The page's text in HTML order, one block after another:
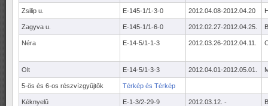
Zsilip u. E-145-1/1-3-0 2012.04.08-2012.04.20
Zagyva u. E-145-1/1-6-0 2012.02.27-2012.04.25.
Néra E-14-5/1-1-3 2012.03.26-2012.04.11.
Olt E-14-5/1-3-3 2012.04.01-2012.05.01.
5-ös és 6-os részvízgyûjtõk Térkép és Térkép
Kéknyelû E-1-3/2-29-9
2012.03.12. -